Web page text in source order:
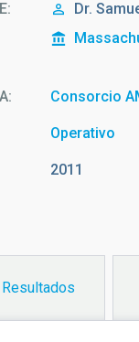
Dr.
Consorcio
Operativo
2011
Resultados